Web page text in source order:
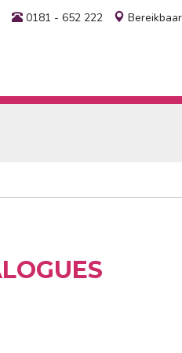
0181 - 652 222